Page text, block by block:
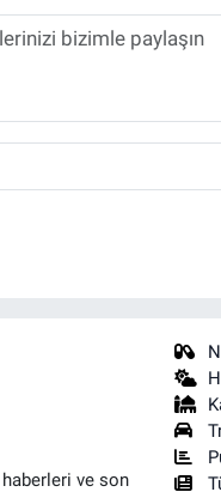
ve son